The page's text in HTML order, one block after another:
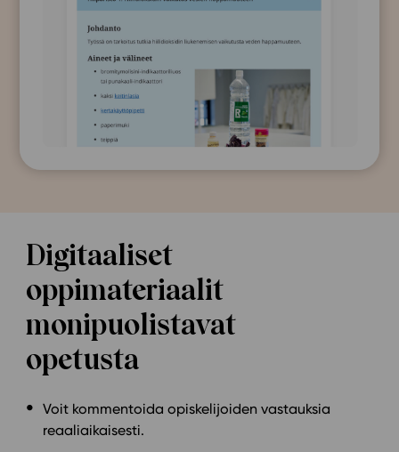
Digitaaliset
oppimateriaalit
monipuolistavat
opetusta
Voit kommentoida opiskelijoiden vastauksia
reaaliaikaisesti.